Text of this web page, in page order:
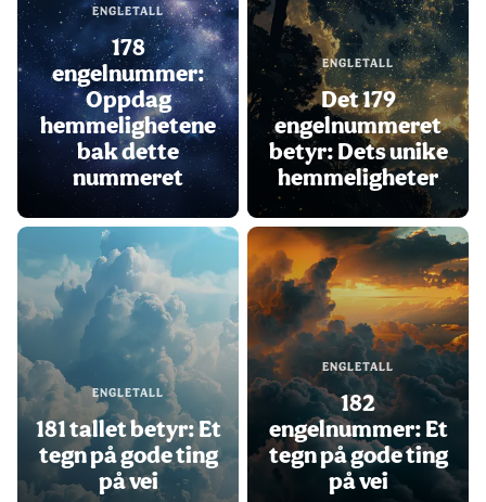
ENGLETALL
178
engelnummer:
Oppdag
hemmelighetene
bak dette
nummeret
ENGLETALL
Det 179
engelnummeret
betyr: Dets unike
hemmeligheter
ENGLETALL
181 tallet betyr: Et
tegn på gode ting
på vei
ENGLETALL
182
engelnummer: Et
tegn på gode ting
på vei